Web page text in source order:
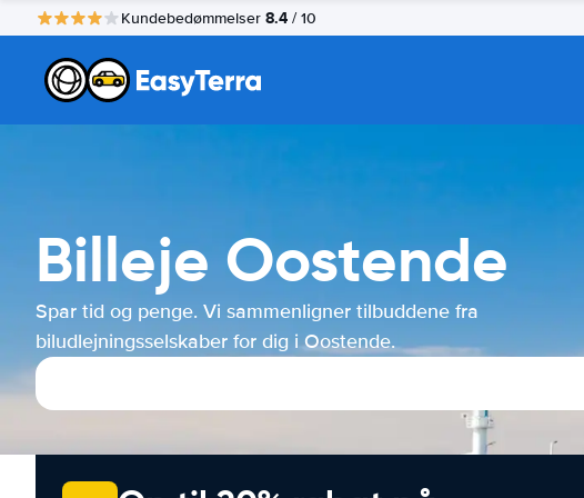
Kundebedømmelser 8.4 / 10
Billeje Oostende
Spar tid og penge. Vi sammenligner tilbuddene fra
biludlejningsselskaber for dig i Oostende.